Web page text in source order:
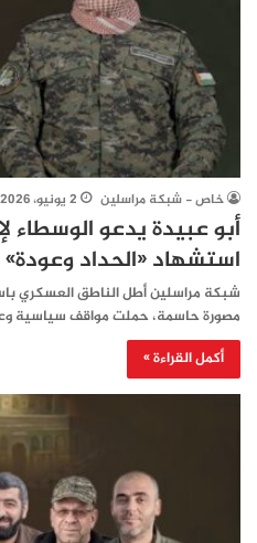
خاص - شبكة مراسلين 2 يونيو، 2026
أبو عبيدة يدعو الوسطاء
استشهاد «الحداد وعودة»
شبكة مراسلين أطل الناطق العسكري
مصورة حاسمة، حملت مواقف سياسية
أكمل القراءة »